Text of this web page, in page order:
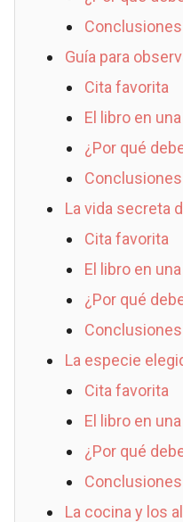
Guía para
Cita favorita
El libro en
¿Por qué
La vida secreta
Cita favorita
El libro en
¿Por qué
La especie
Cita favorita
El libro en
¿Por qué
La cocina y los